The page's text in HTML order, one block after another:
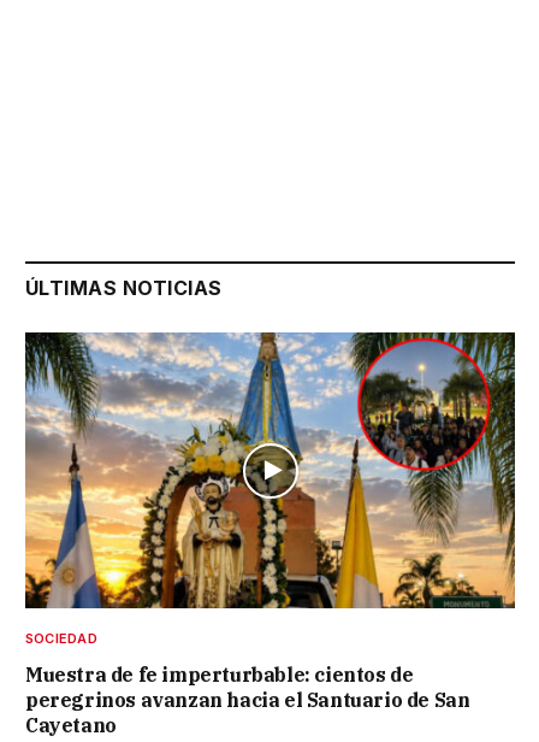
ÚLTIMAS NOTICIAS
SOCIEDAD
Muestra de fe imperturbable: cientos de
peregrinos avanzan hacia el Santuario de San
Cayetano